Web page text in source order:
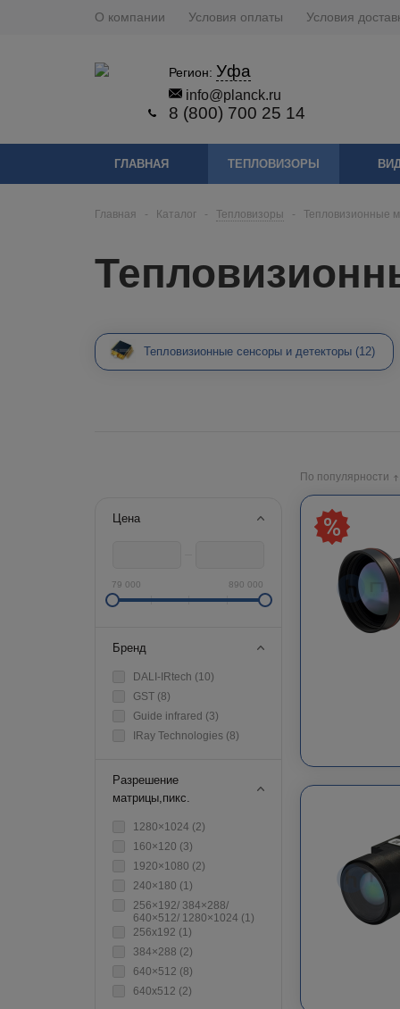
О компании Условия оплаты Условия
Регион: Уфа
info@planck.ru
8 (800) 700 25 14
ГЛАВНАЯ ТЕПЛОВИЗОРЫ
Главная - Каталог - Тепловизоры - Тепловизионные
Тепловизионные сенсоры и детекторы (12)
Цена
79 000 890 000
Бренд
DALI-IRtech (10)
GST (8)
Guide infrared (3)
IRay Technologies (8)
Разрешение
матрицы,пикс.
1280×1024 (2)
160×120 (3)
1920×1080 (2)
240×180 (1)
256×192/ 384×288/
640×512/ 1280×1024 (1)
256х192 (1)
384×288 (2)
640×512 (8)
640х512 (2)
По популярности